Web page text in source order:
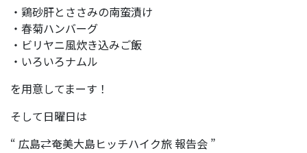
・鶏砂肝とささみの南蛮漬け
・春菊ハンバーグ
・ビリヤニ風炊き込みご飯
・いろいろナムル
を用意してまーす！
そして日曜日は
“ 広島⇄奄美大島ヒッチハイク旅 報告会 ”